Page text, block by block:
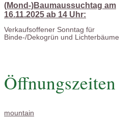
(Mond-)Baumaussuchtag am
16.11.2025 ab 14 Uhr:
Verkaufsoffener Sonntag für
Binde-/Dekogrün und Lichterbäume
Öffnungszeiten
mountain